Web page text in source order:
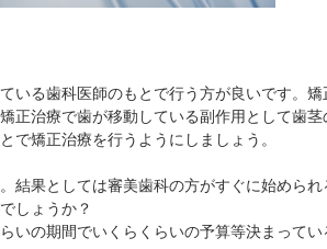
いる歯科医師のもとで行う方が良いです。矯
正治療で歯が移動している副作用として歯
矯正治療を行うようにしましょう。
結果としては審美歯科の方がすぐに始められ
しょうか？
の期間でいくらくらいの予算等決まってい